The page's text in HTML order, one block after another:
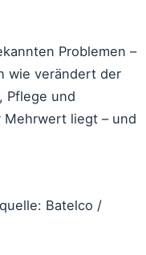
Problemen –
wie verändert der
Pflege und
Mehrwert liegt – und
Batelco /